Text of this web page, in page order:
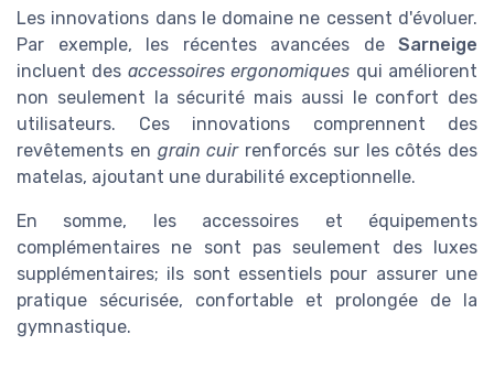
Les innovations dans le domaine ne cessent d'évoluer.
Par exemple, les récentes avancées de Sarneige
incluent des accessoires ergonomiques qui améliorent
non seulement la sécurité mais aussi le confort des
utilisateurs. Ces innovations comprennent des
revêtements en grain cuirrenforcés sur les côtés des
matelas, ajoutant une durabilité exceptionnelle.
En somme, les accessoires et équipements
complémentaires ne sont pas seulement des luxes
supplémentaires; ils sont essentiels pour assurer une
pratique sécurisée, confortable et prolongée de la
gymnastique.